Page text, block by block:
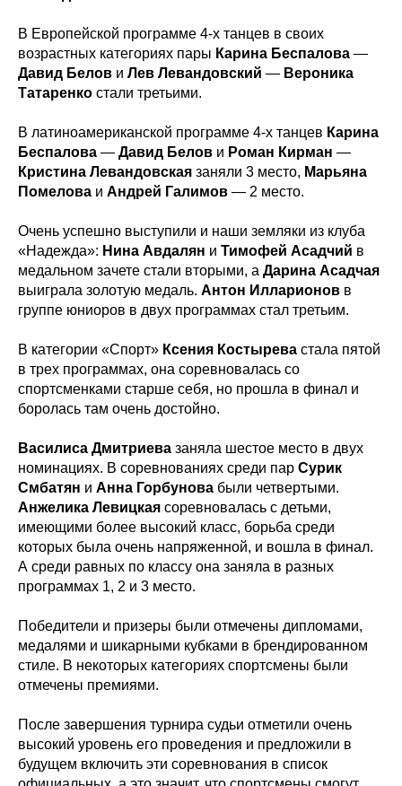
В Европейской программе 4-х танцев в своих
возрастных категориях пары Карина Беспалова —
Давид Белов и Лев Левандовский — Вероника
Татаренко стали третьими.
В латиноамериканской программе 4-х танцев Карина
Беспалова — Давид Белов и Роман Кирман —
Кристина Левандовская заняли 3 место, Марьяна
Помелова и Андрей Галимов — 2 место.
Очень успешно выступили и наши земляки из клуба
«Надежда»: Нина Авдалян и Тимофей Асадчий в
медальном зачете стали вторыми, а Дарина Асадчая
выиграла золотую медаль. Антон Илларионов в
группе юниоров в двух программах стал третьим.
В категории «Спорт» Ксения Костырева стала пятой
в трех программах, она соревновалась со
спортсменками старше себя, но прошла в финал и
боролась там очень достойно.
Василиса Дмитриева заняла шестое место в двух
номинациях. В соревнованиях среди пар Сурик
Смбатян и Анна Горбунова были четвертыми.
Анжелика Левицкая соревновалась с детьми,
имеющими более высокий класс, борьба среди
которых была очень напряженной, и вошла в финал.
А среди равных по классу она заняла в разных
программах 1, 2 и 3 место.
Победители и призеры были отмечены дипломами,
медалями и шикарными кубками в брендированном
стиле. В некоторых категориях спортсмены были
отмечены премиями.
После завершения турнира судьи отметили очень
высокий уровень его проведения и предложили в
будущем включить эти соревнования в список